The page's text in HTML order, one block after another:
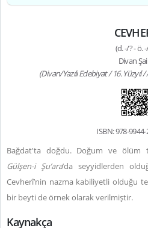
(d. -/? - ö.
Divan
(Divan/Yazılı Edebiyat / 16.
ISBN: 978-
Bağdat'ta doğdu. Doğum ve ölüm
Gülşen-i Şu’ara’da seyyidlerden
Cevherî’nin nazma kabiliyetli olduğu
bir beyti de örnek olarak verilmiştir.
Kaynakça